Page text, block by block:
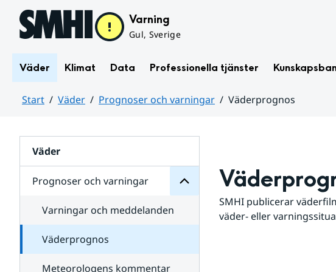
Hoppa till sidans innehåll Varning
Gul, Sverige
Väder Klimat Data Professionella tjänster
Start Väder Prognoser och varningar
Väderprognos
Väder
Prognoser och varningar
för
varningar
Varningar och meddelanden
Väderprognos
Meteorologens kommentar
SMHI publicerar
väder- eller